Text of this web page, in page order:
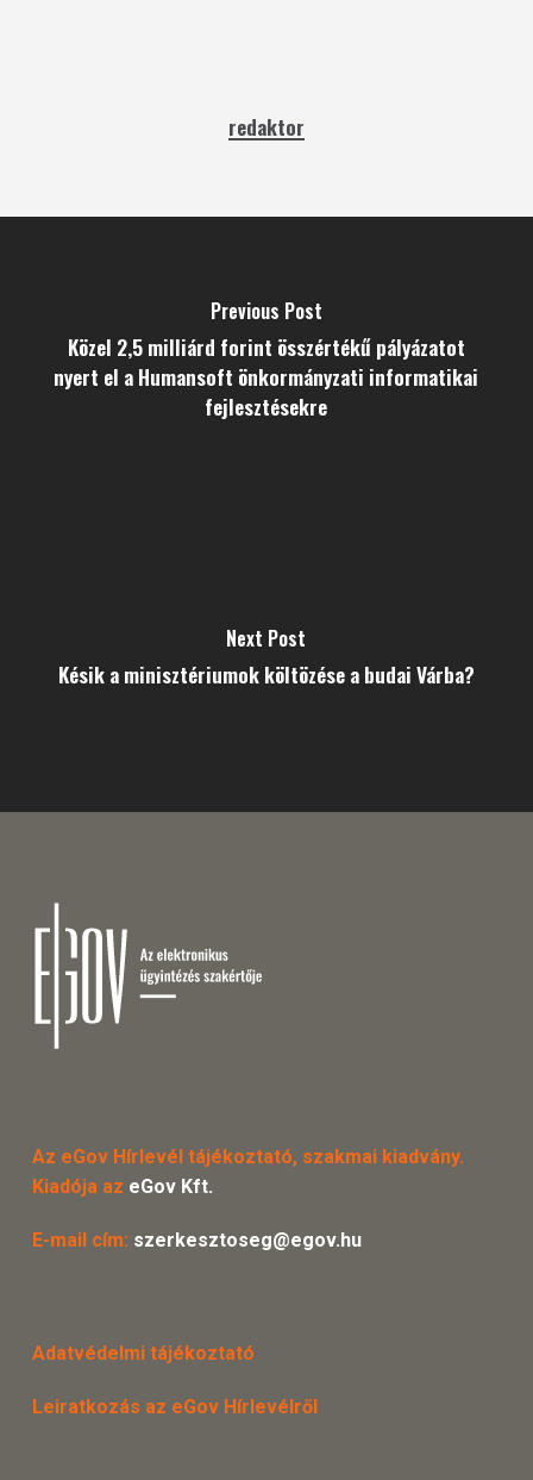
redaktor
Previous Post
Közel 2,5 milliárd forint összértékű pályázatot
nyert el a Humansoft önkormányzati informatikai
fejlesztésekre
Next Post
Késik a minisztériumok költözése a budai Várba?
Az eGov Hírlevél tájékoztató, szakmai kiadvány.
Kiadója az eGov Kft.
E-mail cím: szerkesztoseg@egov.hu
Adatvédelmi tájékoztató
Leiratkozás az eGov Hírlevélről